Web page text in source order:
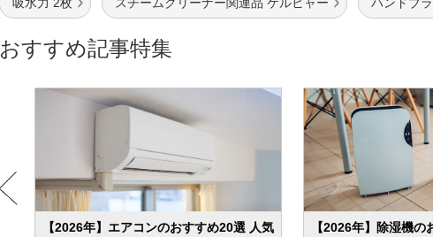
おすすめ記事特集
【2026年】エアコンのおすすめ20選 人気
【2026年】除湿機